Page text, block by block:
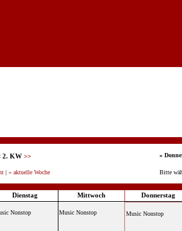
2. KW >> »
| » aktuelle Woche Bitte
Dienstag Mittwoch Donnerstag
Nonstop Music Nonstop Music Nonstop